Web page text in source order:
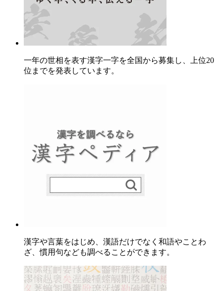
一年の世相を表す漢字一字を全国から募集し、上位20
位までを発表しています。
漢字や言葉をはじめ、漢語だけでなく和語やことわ
ざ、慣用句なども調べることができます。